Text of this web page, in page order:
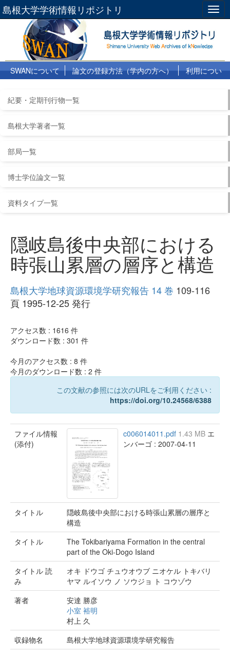
島根大学学術情報リポジトリ
SWANについて 論文の登録方法（学内の方へ）
利用につい
紀要・定期刊行物一覧
島根大学著者一覧
部局一覧
博士学位論文一覧
資料タイプ一覧
隠岐島後中央部における
時張山累層の層序と構造
島根大学地球資源環境学研究報告 14 巻 109-116
頁 1995-12-25 発行
アクセス数 : 1616 件
ダウンロード数 : 301 件
今月のアクセス数 : 8 件
今月のダウンロード数 : 2 件
この文献の参照には次のURLをご利用ください :
https://doi.org/10.24568/6388
ファイル情報
(添付)
c006014011.pdf 1.43 MB エ
ンバーゴ : 2007-04-11
タイトル
隠岐島後中央部における時張山累層の層序と
構造
タイトル
The Tokibariyama Formation in the central
part of the Oki-Dogo Island
タイトル 読
み
オキ ドウゴ チュウオウブ ニオケル トキバリ
ヤマ ルイソウ ノ ソウジョ ト コウゾウ
著者
安達 勝彦
小室 裕明
村上 久
収録物名
島根大学地球資源環境学研究報告